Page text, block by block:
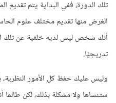
تلك الدورة، ففي البداية يتم تقديم
الغرض منها تقديم مختلف علوم
أنك شخص ليس لديه خلفية عن تلك
تدريجيًا.
وليس عليك حفظ كل الأمور
ستنساها ولا مشكلة بذلك، لكن طالما